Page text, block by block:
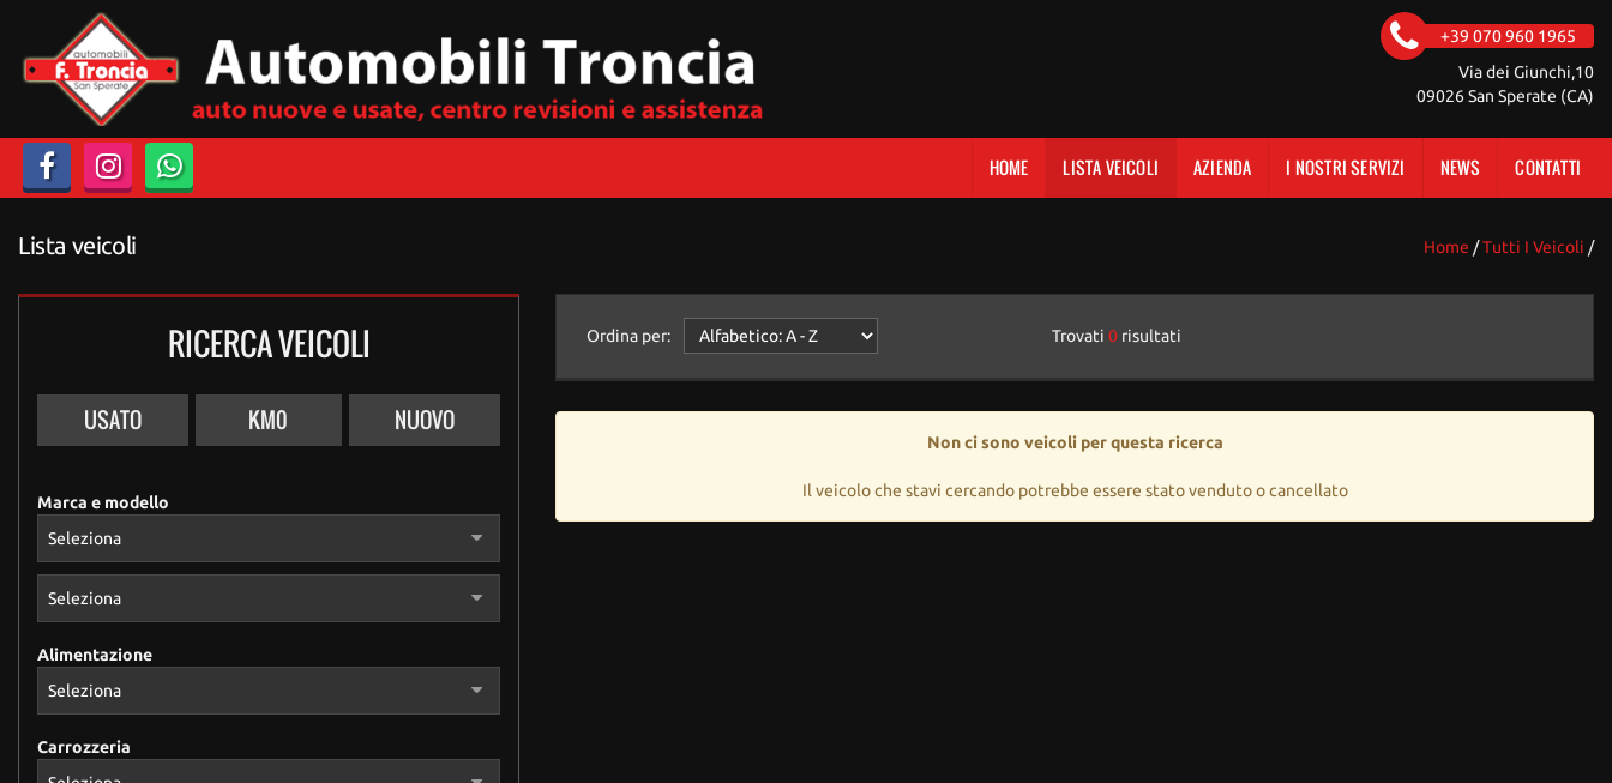
+39 070 960 1965
Via dei Giunchi,10
09026 San Sperate (CA)
HOME LISTA VEICOLI AZIENDA I NOSTRI SERVIZI NEWS CONTATTI
Lista veicoli Home /Tutti I Veicoli /
RICERCA VEICOLI
USATO KM0 NUOVO
Marca e modello
Alimentazione
Carrozzeria
Ordina per: Trovati0 risultati
Non ci sono veicoli per questa ricerca
Il veicolo che stavi cercando potrebbe essere stato venduto o cancellato